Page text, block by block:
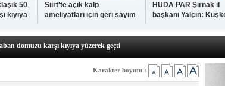
50
kıyıya
Siirt'te açık kalp
ameliyatları için geri sayım
HÜDA PAR Şırnak il
başkanı Yalçın:
dönmek istiyor
domuzu karşı kıyıya yüzerek geçti
ve fedakârlıklarıyla hayat kurtarıyor
Kuşkonar Köyü sakinleri, köylerine dönmek
Karakter boyutu :